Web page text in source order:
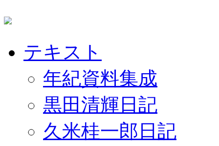
テキスト
年紀資料集成
黒田清輝日記
久米桂一郎日記